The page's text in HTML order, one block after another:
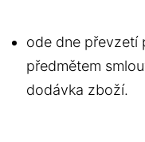
ode dne převzetí
předmětem
dodávka zboží.